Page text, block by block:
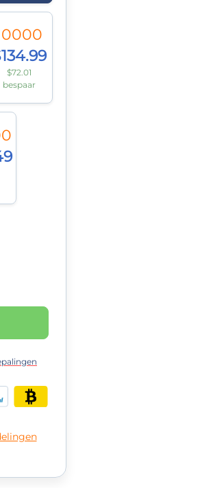
$72.01
bespaar